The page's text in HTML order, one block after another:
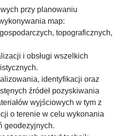
przy planowaniu
map:
topograficznych,
i obsługi wszelkich
identyfikacji oraz
źródeł pozyskiwania
wyjściowych w tym z
o terenie w celu wykonania
geodezyjnych.